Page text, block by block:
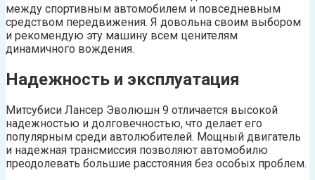
между спортивным автомобилем и повседневным
средством передвижения. Я довольна своим выбором
и рекомендую эту машину всем ценителям
динамичного вождения.
Надежность и эксплуатация
Митсубиси Лансер Эволюшн 9 отличается высокой
надежностью и долговечностью, что делает его
популярным среди автолюбителей. Мощный двигатель
и надежная трансмиссия позволяют автомобилю
преодолевать большие расстояния без особых проблем.